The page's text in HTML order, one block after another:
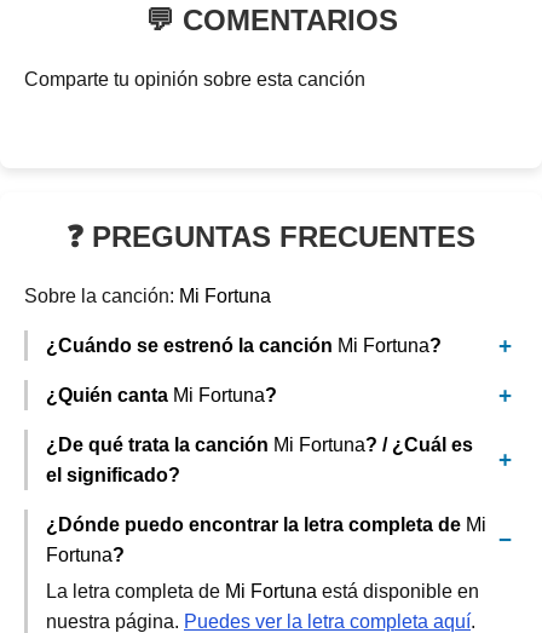
💬 COMENTARIOS
Comparte tu opinión sobre esta canción
❓ PREGUNTAS FRECUENTES
Sobre la canción: Mi Fortuna
¿Cuándo se estrenó la canción Mi Fortuna?
¿Quién canta Mi Fortuna?
¿De qué trata la canción Mi Fortuna? / ¿Cuál es
el significado?
¿Dónde puedo encontrar la letra completa de Mi
Fortuna?
La letra completa de Mi Fortuna está disponible en
nuestra página. Puedes ver la letra completa aquí.